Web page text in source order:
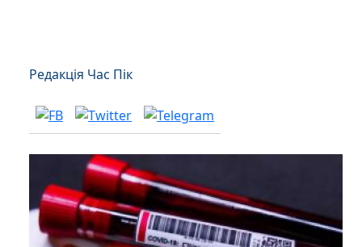
Редакція Час Пік